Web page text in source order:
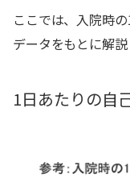
ここでは、入院時
データをもとに解説
1日あたりの自